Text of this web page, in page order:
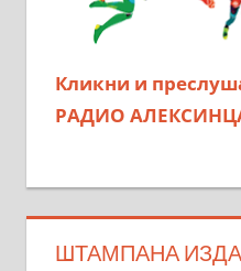
Кликни и
РАДИО
ШТАМПАНА